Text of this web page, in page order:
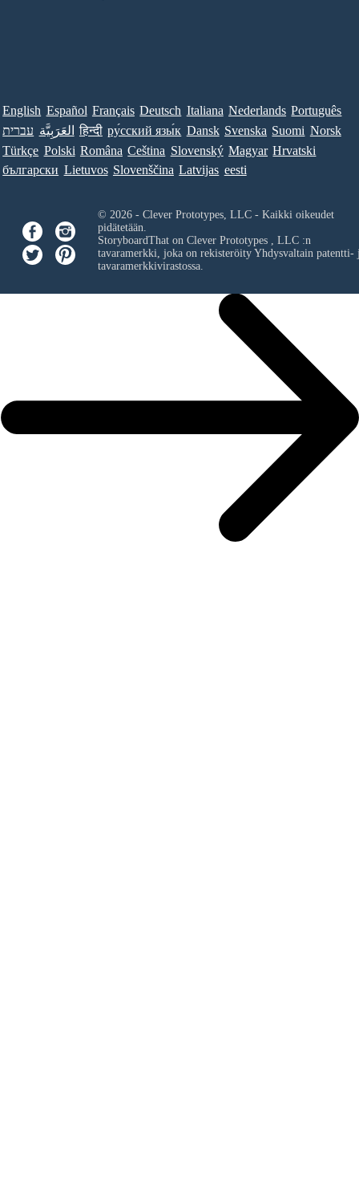
English Español Français Deutsch Italiana Nederlands Português
עברית العَرَبِيَّة हिन्दी ру́сский язы́к Dansk Svenska Suomi Norsk
Türkçe Polski Româna Ceština Slovenský Magyar Hrvatski
български Lietuvos Slovenščina Latvijas eesti
© 2026 - Clever Prototypes, LLC - Kaikki oikeudet
pidätetään.
StoryboardThat on Clever Prototypes , LLC:n
tavaramerkki, joka on rekisteröity Yhdysvaltain patentti-
tavaramerkkivirastossa.